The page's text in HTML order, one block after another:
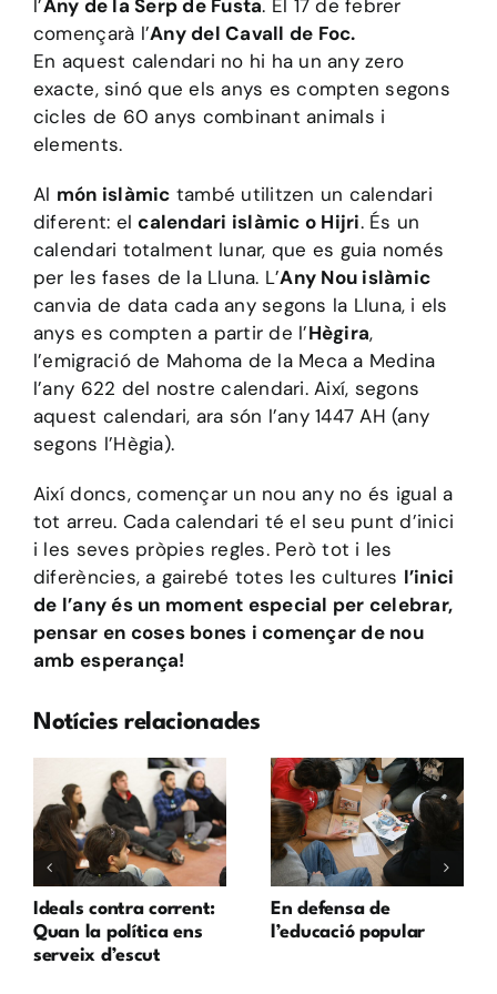
l’Any de la Serp de Fusta. El 17 de febrer
començarà l’Any del Cavall de Foc.
En aquest calendari no hi ha un any zero
exacte, sinó que els anys es compten segons
cicles de 60 anys combinant animals i
elements.
Al món islàmic també utilitzen un calendari
diferent: elcalendari islàmic o Hijri. És un
calendari totalment lunar, que es guia només
per les fases de la Lluna. L’Any Nou islàmic
canvia de data cada any segons la Lluna, i els
anys es compten a partir de l’Hègira,
l’emigració de Mahoma de la Meca a Medina
l’any 622 del nostre calendari. Així, segons
aquest calendari, ara són l’any 1447 AH (any
segons l’Hègia).
Així doncs, començar un nou any no és igual a
tot arreu. Cada calendari té el seu punt d’inici
i les seves pròpies regles. Però tot i les
diferències, a gairebé totes les cultures l’inici
de l’any és un moment especial per celebrar,
pensar en coses bones i començar de nou
amb esperança!
Notícies relacionades
Ideals contra corrent:
Quan la política ens
serveix d’escut
En defensa de
l’educació popular